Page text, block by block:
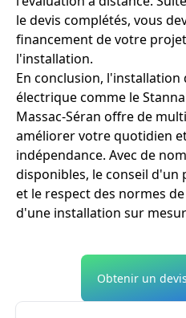
le devis complétés, vous
financement de votre
l'installation.
En conclusion,
électrique comme le
Massac-Séran offre de
améliorer votre quotidien
indépendance. Avec de
disponibles, le conseil
et le respect des normes
d'une installation sur
Obtenir un